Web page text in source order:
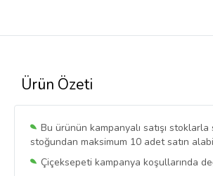
Ürün Özeti
Bu ürünün kampanyalı satışı stoklarla
stoğundan maksimum 10 adet satın
Çiçeksepeti kampanya koşullarında